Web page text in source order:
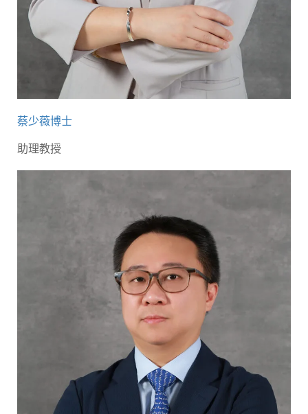
蔡少薇博士
助理教授